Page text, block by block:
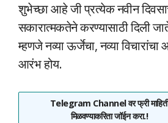
शुभेच्छा आहे जी प्रत्येक नवीन
सकारात्मकतेने करण्यासाठी दिली
म्हणजे नव्या ऊर्जेचा, नव्या विचारांचा
आरंभ होय.
Telegram Channel वर फ्री
मिळवण्याकरिता जॉईन करा.!